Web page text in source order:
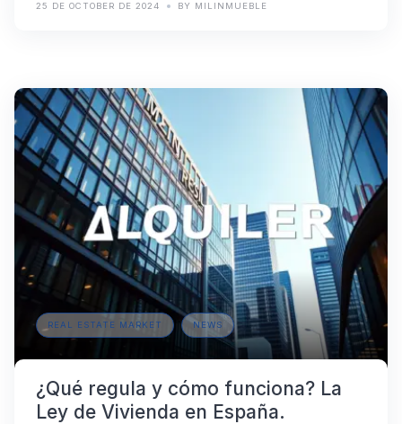
25 DE OCTOBER DE 2024 BY MILINMUEBLE
REAL ESTATE MARKET NEWS
¿Qué regula y cómo funciona? La
Ley de Vivienda en España.